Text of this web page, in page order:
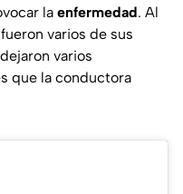
la enfermedad. Al
varios de sus
varios
que la conductora